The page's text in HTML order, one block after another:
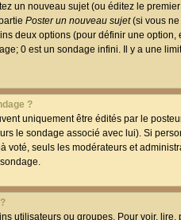
un nouveau sujet (ou éditez le
Poster un nouveau sujet(si vous ne
deux options (pour définir une
0 est un sondage infini. Il y a une
?
uniquement être édités par le
le sondage associé avec lui). Si
voté, seuls les modérateurs et
utilisateurs ou groupes. Pour voir,